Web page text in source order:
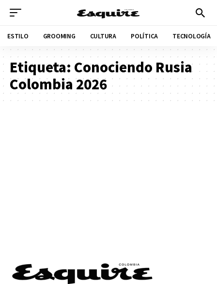
ESTILO GROOMING CULTURA POLÍTICA TECNOLOGÍA
Etiqueta: Conociendo Rusia
Colombia 2026